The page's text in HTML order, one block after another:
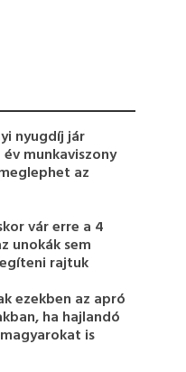
nyugdíj jár
munkaviszony
az
vár erre a 4
unokák sem
rajtuk
ezekben az apró
ha hajlandó
is